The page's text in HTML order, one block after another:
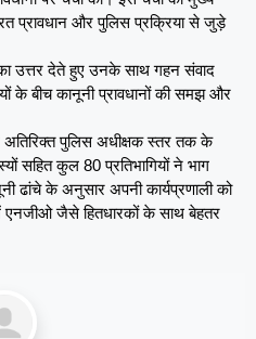
प्रावधान और पुलिस प्रक्रिया से जुड़े
उत्तर देते हुए उनके साथ गहन संवाद
बीच कानूनी प्रावधानों की समझ और
पुलिस अधीक्षक स्तर तक के
सहित कुल 80 प्रतिभागियों ने भाग
ढांचे के अनुसार अपनी कार्यप्रणाली को
एनजीओ जैसे हितधारकों के साथ बेहतर